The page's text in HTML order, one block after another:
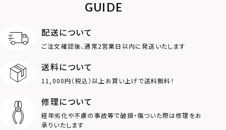
ロゴ
コイン フェザー
スター ホースシュー
GUIDE
配送について
ご注文確認後、通常2営業日以内に発送いたします
送料について
11,000円（税込）以上お買い上げで送料無料！
修理について
経年劣化や不慮の事故等で破損・傷ついた際は修理をお
承りいたします